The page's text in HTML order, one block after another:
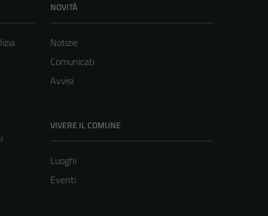
NOVITÀ
Notizie
Comunicati
Avvisi
VIVERE IL COMUNE
Luoghi
Eventi